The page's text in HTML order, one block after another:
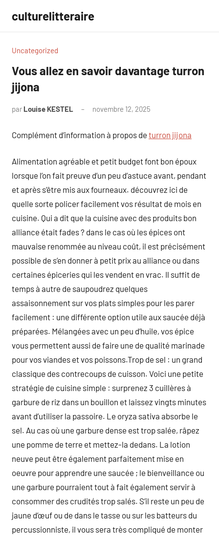
contenu
culturelitteraire
Uncategorized
Vous allez en savoir davantage turron
jijona
par Louise KESTEL novembre 12, 2025
Complément d’information à propos de turron jijona
Alimentation agréable et petit budget font bon époux
lorsque l’on fait preuve d’un peu d’astuce avant, pendant
et après s’être mis aux fourneaux. découvrez ici de
quelle sorte policer facilement vos résultat de mois en
cuisine. Qui a dit que la cuisine avec des produits bon
alliance était fades ? dans le cas où les épices ont
mauvaise renommée au niveau coût, il est précisément
possible de s’en donner à petit prix au alliance ou dans
certaines épiceries qui les vendent en vrac. Il suffit de
temps à autre de saupoudrez quelques
assaisonnement sur vos plats simples pour les parer
facilement : une différente option utile aux saucée déjà
préparées. Mélangées avec un peu d’huile, vos épice
vous permettent aussi de faire une de qualité marinade
pour vos viandes et vos poissons.Trop de sel : un grand
classique des contrecoups de cuisson. Voici une petite
stratégie de cuisine simple : surprenez 3 cuillères à
garbure de riz dans un bouillon et laissez vingts minutes
avant d’utiliser la passoire. Le oryza sativa absorbe le
sel. Au cas où une garbure dense est trop salée, râpez
une pomme de terre et mettez-la dedans. La lotion
neuve peut être également parfaitement mise en
oeuvre pour apprendre une saucée ; le bienveillance ou
une garbure pourraient tout à fait également servir à
consommer des crudités trop salés. S’il reste un peu de
jaune d’œuf ou de dans le tasse ou sur les batteurs du
percussionniste, il vous sera très compliqué de monter